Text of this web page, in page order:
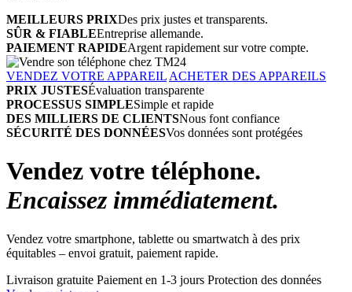
MEILLEURS PRIXDes prix justes et transparents.
SÛR & FIABLEEntreprise allemande.
PAIEMENT RAPIDEArgent rapidement sur votre compte.
VENDEZ VOTRE APPAREIL ACHETER DES APPAREILS
PRIX JUSTESÉvaluation transparente
PROCESSUS SIMPLESimple et rapide
DES MILLIERS DE CLIENTSNous font confiance
SÉCURITÉ DES DONNÉESVos données sont protégées
Vendez votre téléphone.
Encaissez immédiatement.
Vendez votre smartphone, tablette ou smartwatch à des prix
équitables – envoi gratuit, paiement rapide.
Livraison gratuite Paiement en 1-3 jours Protection des données